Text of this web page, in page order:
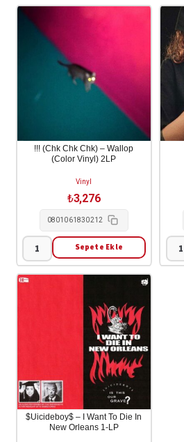
!!! (Chk Chk Chk) – Wallop
(Color Vinyl) 2LP
Vinyl
₺3,276
0801061830212
!!!
(Chk
Vinyl)
2LP
adet
Sepete Ekle
77
$Uicideboy$ – I Want To Die In
New Orleans 1-LP